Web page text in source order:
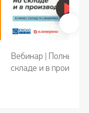
Вебинар | Полный
складе и в